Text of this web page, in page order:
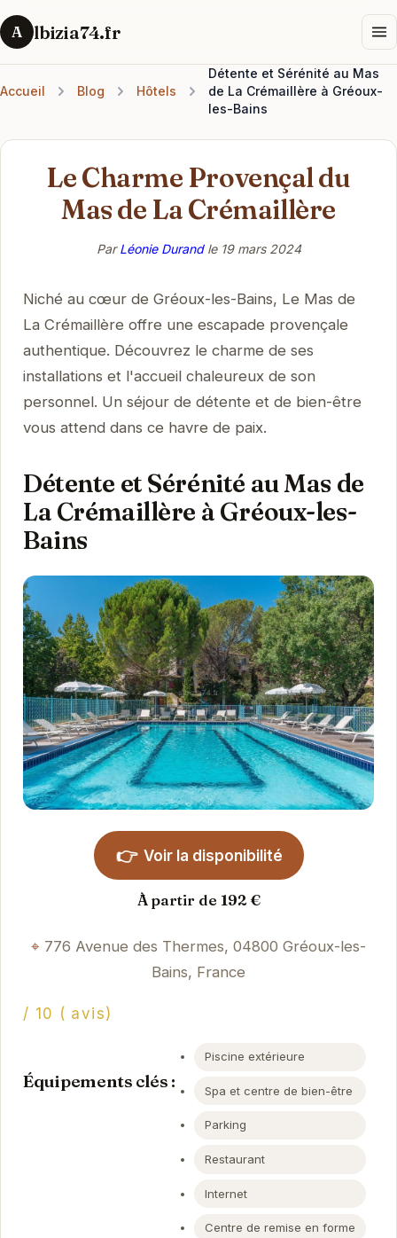
A lbizia74.fr
Accueil Blog Hôtels
Détente et Sérénité au Mas
de La Crémaillère à Gréoux-
les-Bains
Le Charme Provençal du
Mas de La Crémaillère
ParLéonie Durandle 19 mars 2024
Niché au cœur de Gréoux-les-Bains, Le Mas de
La Crémaillère offre une escapade provençale
authentique. Découvrez le charme de ses
installations et l'accueil chaleureux de son
personnel. Un séjour de détente et de bien-être
vous attend dans ce havre de paix.
Détente et Sérénité au Mas de
La Crémaillère à Gréoux-les-
Bains
👉 Voir la disponibilité
À partir de 192 €
776 Avenue des Thermes, 04800 Gréoux-les-
Bains, France
/ 10 ( avis)
Équipements clés :
Piscine extérieure
Spa et centre de bien-être
Parking
Restaurant
Internet
Centre de remise en forme